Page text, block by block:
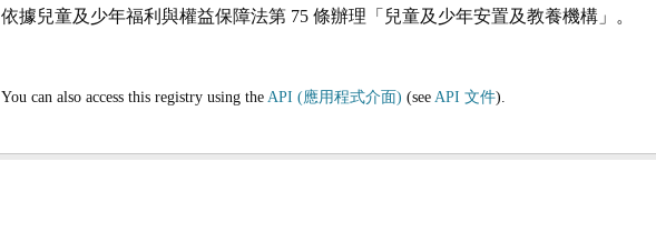
依據兒童及少年福利與權益保障法第 75 條辦理「兒童及少年安置及教養機構」。
You can also access this registry using the API (應用程式介面) (see API 文件).